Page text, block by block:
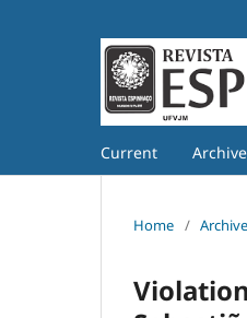
Current
Home /